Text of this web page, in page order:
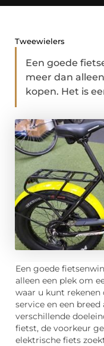
Tweewielers
Een goede
meer dan
kopen. Het is
Een goede
alleen een plek om
waar u kunt rekenen
service en een
verschillende
fietst, de voorkeur
elektrische fiets